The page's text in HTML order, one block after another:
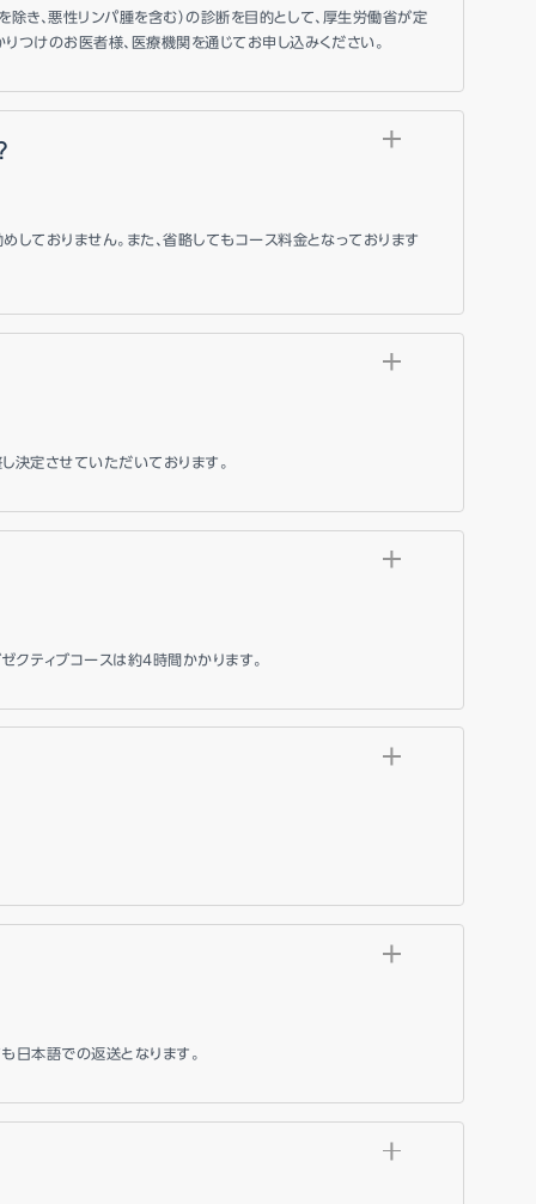
除き、悪性リンパ腫を含む）の診断を目的として、厚生労働省が定
つけのお医者様、医療機関を通じてお申し込みください。
ておりません。また、省略してもコース料金となっております
決定させていただいております。
クティブコースは約4時間かかります。
日本語での返送となります。